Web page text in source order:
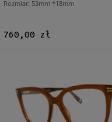
Rozmiar: 53mm *18mm
760,00 zł